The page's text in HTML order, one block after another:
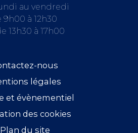
au vendredi
9h00 à 12h30
13h30 à 17h00
nous
légales
et évènementiel
des cookies
Plan du site